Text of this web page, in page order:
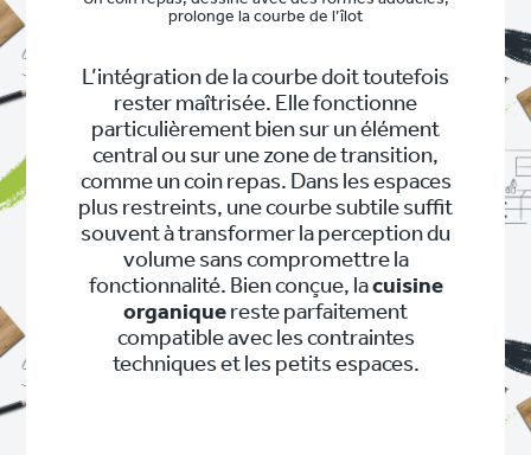
prolonge la courbe de l’îlot
L’intégration de la courbe doit toutefois
rester maîtrisée. Elle fonctionne
particulièrement bien sur un élément
central ou sur une zone de transition,
comme un coin repas. Dans les espaces
plus restreints, une courbe subtile suffit
souvent à transformer la perception du
volume sans compromettre la
fonctionnalité. Bien conçue, lacuisine
organique reste parfaitement
compatible avec les contraintes
techniques et les petits espaces.